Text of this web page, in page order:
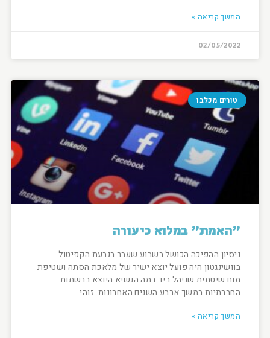
המשך קריאה »
02/05/2022
טורים מכלבו
"האמת" במלוא כיעורה
ניסיון ההפיכה הכושל בשבוע שעבר בגבעת הקפיטול
בוושינגטון היה פועל יוצא ישיר של מלאכת הסתה ושטיפת
מוח שיטתית שניהל ביד רמה הנשיא היוצא ברשתות
החברתיות במשך ארבע השנים האחרונות. זוהי
המשך קריאה »